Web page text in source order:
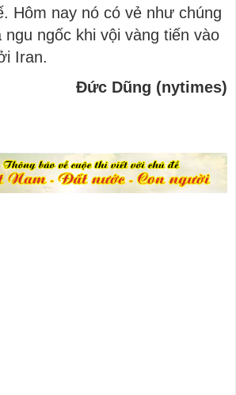
Hôm nay nó có vẻ như chúng
ngốc khi vội vàng tiến vào
Iran.
Đức Dũng (nytimes)